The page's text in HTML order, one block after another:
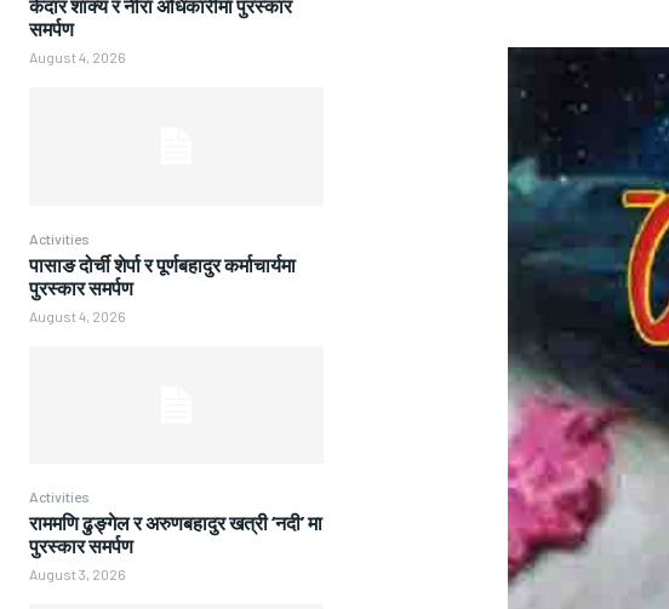
केदार शाक्य र नीरा अधिकारीमा पुरस्कार
समर्पण
August 4, 2026
Activities
पासाङ दोर्ची शेर्पा र पूर्णबहादुर कर्माचार्यमा
पुरस्कार समर्पण
August 4, 2026
Activities
राममणि ढुङ्गेल र अरुणबहादुर खत्री ‘नदी’ मा
पुरस्कार समर्पण
August 3, 2026